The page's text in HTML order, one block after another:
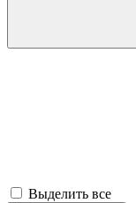
Выделить все